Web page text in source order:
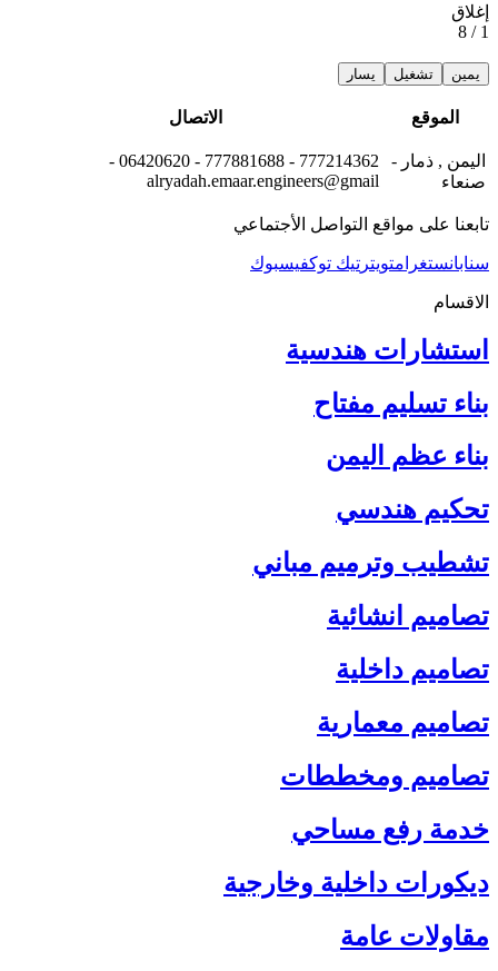
إغلاق
1 / 8
يمين تشغيل يسار
الموقع الاتصال
اليمن , ذمار -
صنعاء
777214362 - 777881688 - 06420620 -
alryadah.emaar.engineers@gmail
تابعنا على مواقع التواصل الأجتماعي
سنابانستغرامتويتر تيك توكفيسبوك
الاقسام
استشارات هندسية
بناء تسليم مفتاح
بناء عظم اليمن
تحكيم هندسي
تشطيب وترميم مباني
تصاميم انشائية
تصاميم داخلية
تصاميم معمارية
تصاميم ومخططات
خدمة رفع مساحي
ديكورات داخلية وخارجية
مقاولات عامة